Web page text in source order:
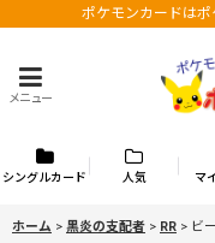
ポケモンカードは
メニュー
シングルカード 人気 マ
ホーム > 黒炎の支配者 > RR > ビ